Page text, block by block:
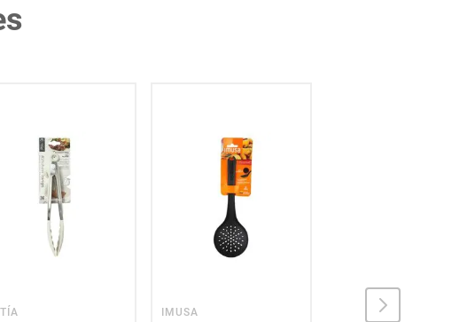
IMUSA HOME ELEMENTS